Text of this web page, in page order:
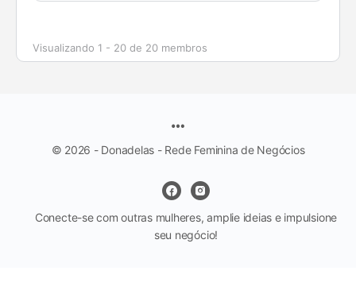
Visualizando 1 - 20 de 20 membros
© 2026 - Donadelas - Rede Feminina de Negócios
Conecte-se com outras mulheres, amplie ideias e impulsione
seu negócio!